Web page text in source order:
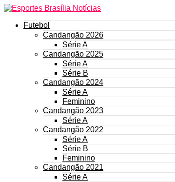
Futebol
Candangão 2026
Série A
Candangão 2025
Série A
Série B
Candangão 2024
Série A
Feminino
Candangão 2023
Série A
Candangão 2022
Série A
Série B
Feminino
Candangão 2021
Série A